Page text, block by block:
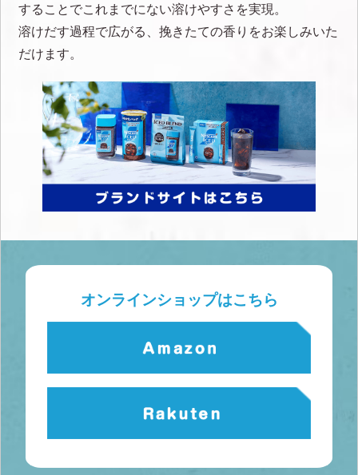
することでこれまでにない溶けやすさを実現。
溶けだす過程で広がる、挽きたての香りをお楽しみいた
だけます。
オンラインショップはこちら